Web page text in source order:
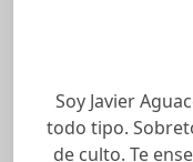
Soy Javier
todo tipo.
de culto. Te